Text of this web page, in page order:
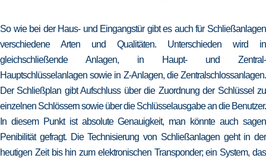
So wie bei der Haus- und Eingangstür gibt es auch für Schließanlagen
verschiedene Arten und Qualitäten. Unterschieden wird in
gleichschließende Anlagen, in Haupt- und Zentral-
Hauptschlüsselanlagen sowie in Z-Anlagen, die Zentralschlossanlagen.
Der Schließplan gibt Aufschluss über die Zuordnung der Schlüssel zu
einzelnen Schlössern sowie über die Schlüsselausgabe an die Benutzer.
In diesem Punkt ist absolute Genauigkeit, man könnte auch sagen
Penibilität gefragt. Die Technisierung von Schließanlagen geht in der
heutigen Zeit bis hin zum elektronischen Transponder; ein System, das